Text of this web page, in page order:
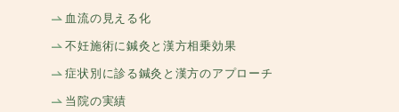
血流の見える化
不妊施術に鍼灸と漢方相乗効果
症状別に診る鍼灸と漢方のアプローチ
当院の実績